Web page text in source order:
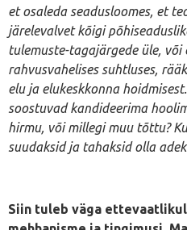
et osaleda seadusloomes, et
järelevalvet kõigi
tulemuste-tagajärgede üle,
rahvusvahelises suhtluses,
elu ja elukeskkonna
soostuvad kandideerima
hirmu, või millegi muu tõttu?
suudaksid ja tahaksid olla
Siin tuleb väga